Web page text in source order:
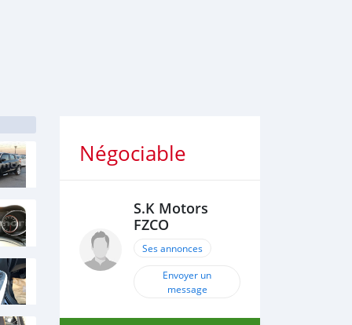
Négociable
S.K Motors
FZCO
Ses annonces
Envoyer un
message